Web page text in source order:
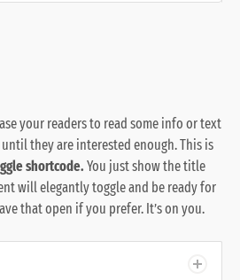
your readers to read some info or text
they are interested enough. This is
shortcode. You just show the title
will elegantly toggle and be ready for
that open if you prefer. It’s on you.